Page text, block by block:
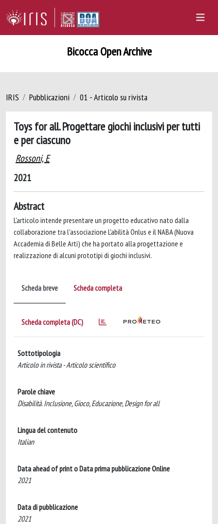
Bicocca Open Archive
IRIS Pubblicazioni 01 - Articolo su rivista
Toys for all. Progettare giochi inclusivi per tutti
e per ciascuno
Rossoni, E
2021
Abstract
L'articolo intende presentare un progetto educativo nato dalla
collaborazione tra l'associazione L'abilità Onlus e il NABA (Nuova
Accademia di Belle Arti) che ha portato alla progettazione e
realizzazione di alcuni prototipi di giochi inclusivi.
Scheda breve Scheda completa
Scheda completa (DC)
Sottotipologia
Articolo in rivista - Articolo scientifico
Parole chiave
Disabilità. Inclusione, Gioco, Educazione, Design for all
Lingua del contenuto
Italian
Data ahead of print o Data prima pubblicazione Online
2021
Data di pubblicazione
2021